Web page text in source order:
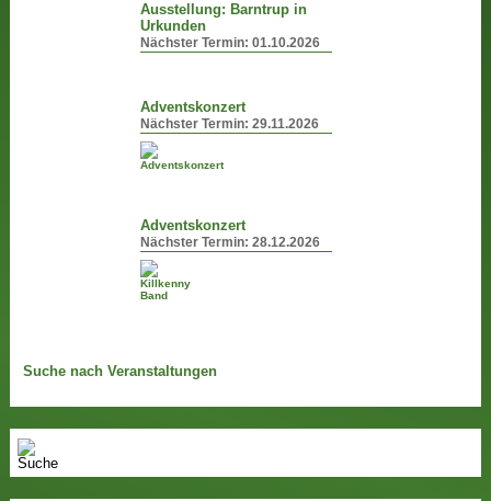
Ausstellung: Barntrup in
Urkunden
Nächster Termin:01.10.2026
Adventskonzert
Nächster Termin:29.11.2026
Adventskonzert
Nächster Termin:28.12.2026
Suche nach Veranstaltungen